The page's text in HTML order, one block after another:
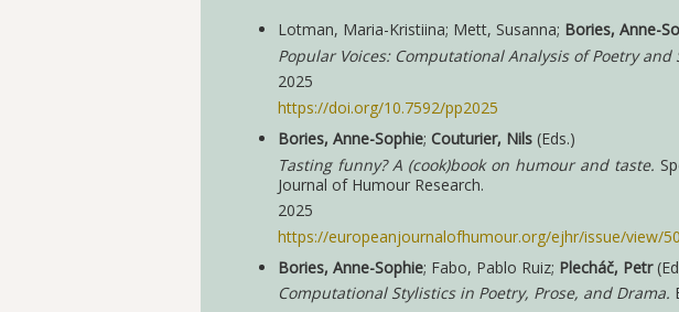
Lotman, Maria-Kristiina; Mett, Susanna; Bories, Anne-
Popular Voices: Computational Analysis of Poetry and
2025
https://doi.org/10.7592/pp2025
Bories, Anne-Sophie; Couturier, Nils (Eds.)
Tasting funny? A (cook)book on humour and taste.
Journal of Humour Research.
2025
https://europeanjournalofhumour.org/ejhr/issue/view/50
Bories, Anne-Sophie; Fabo, Pablo Ruiz; Plecháč, Petr
Computational Stylistics in Poetry, Prose, and Drama.